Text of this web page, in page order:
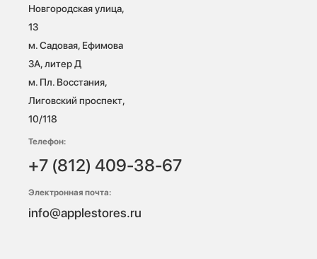
Новгородская улица,
13
м. Садовая, Ефимова
3А, литер Д
м. Пл. Восстания,
Лиговский проспект,
10/118
Телефон:
+7 (812) 409-38-67
Электронная почта:
info@applestores.ru